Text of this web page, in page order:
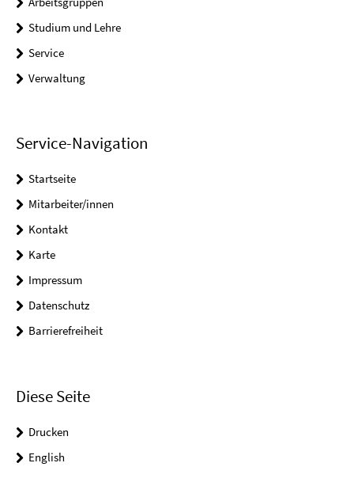
Studium und Lehre
Service
Verwaltung
Service-Navigation
Startseite
Mitarbeiter/innen
Kontakt
Karte
Impressum
Datenschutz
Barrierefreiheit
Diese Seite
Drucken
English